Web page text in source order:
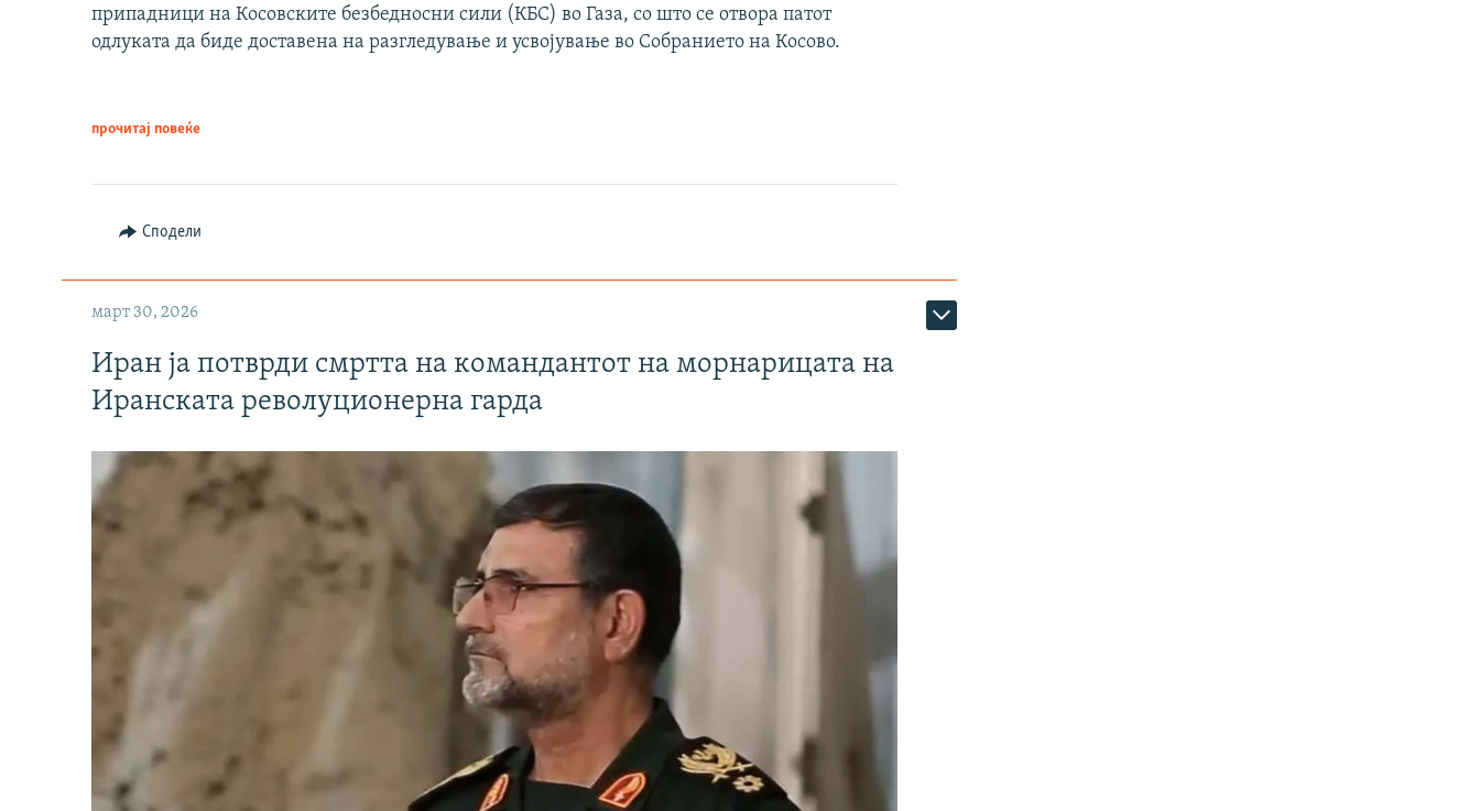
припадници на Косовските безбедносни сили (КБС) во Газа, со што се отвора патот
одлуката да биде доставена на разгледување и усвојување во Собранието на Косово.
прочитај повеќе
Сподели
март 30, 2026
Иран ја потврди смртта на командантот на морнарицата на
Иранската револуционерна гарда